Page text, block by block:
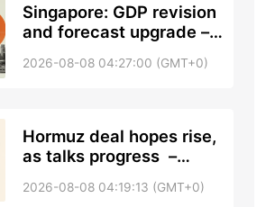
Singapore: GDP revision
and forecast upgrade –
2026-08-08 04:27:00 (GMT+0)
Hormuz deal hopes rise,
as talks progress –
2026-08-08 04:19:13 (GMT+0)